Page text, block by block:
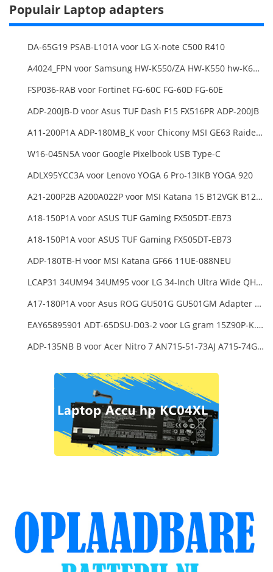
Populair Laptop adapters
DA-65G19 PSAB-L101A voor LG X-note C500 R410
A4024_FPN voor Samsung HW-K550/ZA HW-K550 hw-K650 Soundbar
FSP036-RAB voor Fortinet FG-60C FG-60D FG-60E
ADP-200JB-D voor Asus TUF Dash F15 FX516PR ADP-200JB
A11-200P1A ADP-180MB_K voor Chicony MSI GE63 Raider RGB 8RE-012US
W16-045N5A voor Google Pixelbook USB Type-C
ADLX95YCC3A voor Lenovo YOGA 6 Pro-13IKB YOGA 920
A21-200P2B A200A022P voor MSI Katana 15 B12VGK B12VFK B12VEK
A18-150P1A voor ASUS TUF Gaming FX505DT-EB73
A18-150P1A voor ASUS TUF Gaming FX505DT-EB73
ADP-180TB-H voor MSI Katana GF66 11UE-088NEU
LCAP31 34UM94 34UM95 voor LG 34-Inch Ultra Wide QHD Monitor LED
A17-180P1A voor Asus ROG GU501G GU501GM Adapter Power Supply
EAY65895901 ADT-65DSU-D03-2 voor LG gram 15Z90P-K.ARB6U1 16T90P, LG gram 15Z90Q 16Z90Q 17Z90Q16Z95PD Series
ADP-135NB B voor Acer Nitro 7 AN715-51-73AJ A715-74G-52B0 Notebook